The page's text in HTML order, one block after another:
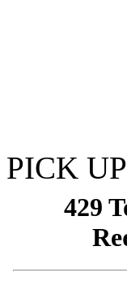
PICK UP